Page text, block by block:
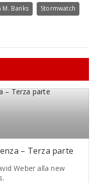
M. Banks Stormwatch
– Terza parte
Weber alla new